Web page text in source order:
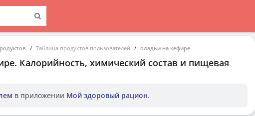
Таблица продуктов пользователей оладьи на кефире
. Калорийность, химический состав и пищевая
в приложении Мой здоровый рацион.